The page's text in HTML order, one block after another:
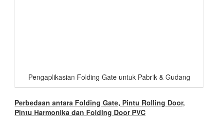
Pengaplikasian Folding Gate untuk Pabrik & Gudang
Perbedaan antara Folding Gate, Pintu Rolling Door,
Pintu Harmonika dan Folding Door PVC